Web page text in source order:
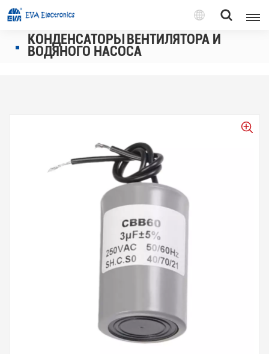
Pусский
КОНДЕНСАТОРЫ ВЕНТИЛЯТОРА И
ВОДЯНОГО НАСОСА